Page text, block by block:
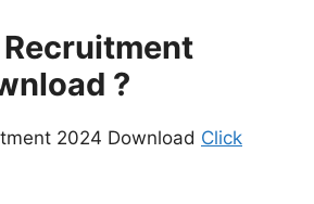
Recruitment
?
2024 Download Click